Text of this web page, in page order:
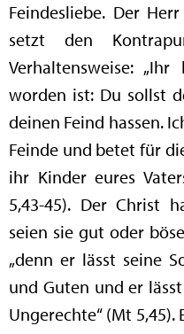
Feindesliebe. Der
setzt den
Verhaltensweise:
worden ist: Du sollst
deinen Feind hassen.
Feinde und betet für
ihr Kinder eures
5,43-45). Der Christ
seien sie gut oder
„denn er lässt seine
und Guten und er
Ungerechte“ (Mt